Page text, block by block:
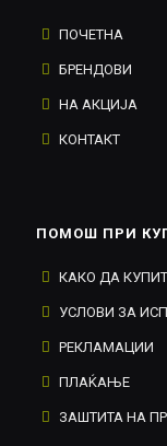
ПОЧЕТНА
БРЕНДОВИ
НА АКЦИЈА
КОНТАКТ
ПОМОШ ПРИ
КАКО ДА
УСЛОВИ ЗА
РЕКЛАМАЦИИ
ПЛАЌАЊЕ
ЗАШТИТА НА